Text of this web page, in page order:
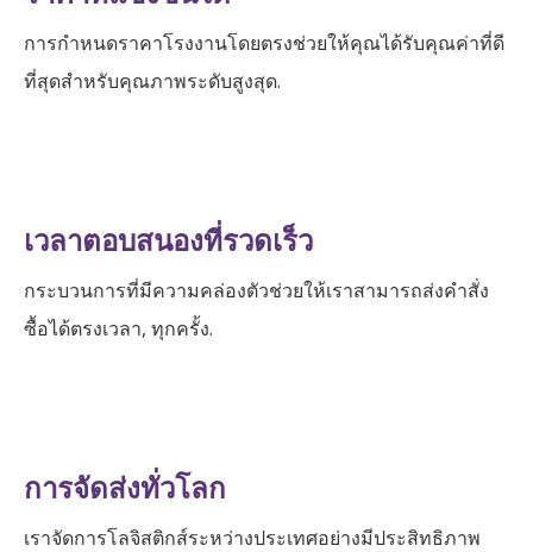
การกำหนดราคาโรงงานโดยตรงช่วยให้คุณได้รับคุณค่าที่ดี
ที่สุดสำหรับคุณภาพระดับสูงสุด.
เวลาตอบสนองที่รวดเร็ว
กระบวนการที่มีความคล่องตัวช่วยให้เราสามารถส่งคำสั่ง
ซื้อได้ตรงเวลา, ทุกครั้ง.
การจัดส่งทั่วโลก
เราจัดการโลจิสติกส์ระหว่างประเทศอย่างมีประสิทธิภาพ